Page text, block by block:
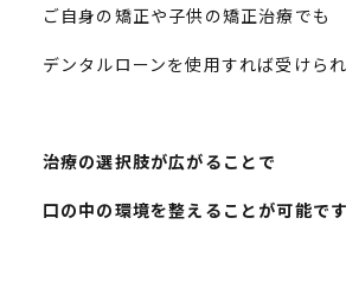
ご自身の矯正や子供の矯正治療でも
デンタルローンを使用すれば受けられ
治療の選択肢が広がることで
口の中の環境を整えることが可能です